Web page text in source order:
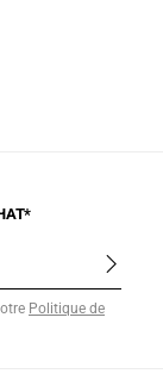
Politique de